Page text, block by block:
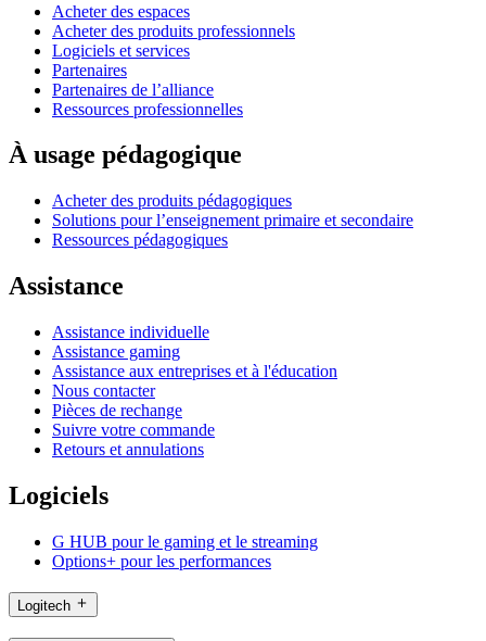
Acheter des espaces
Acheter des produits professionnels
Logiciels et services
Partenaires
Partenaires de l’alliance
Ressources professionnelles
À usage pédagogique
Acheter des produits pédagogiques
Solutions pour l’enseignement primaire et secondaire
Ressources pédagogiques
Assistance
Assistance individuelle
Assistance gaming
Assistance aux entreprises et à l'éducation
Nous contacter
Pièces de rechange
Suivre votre commande
Retours et annulations
Logiciels
G HUB pour le gaming et le streaming
Options+ pour les performances
Logitech